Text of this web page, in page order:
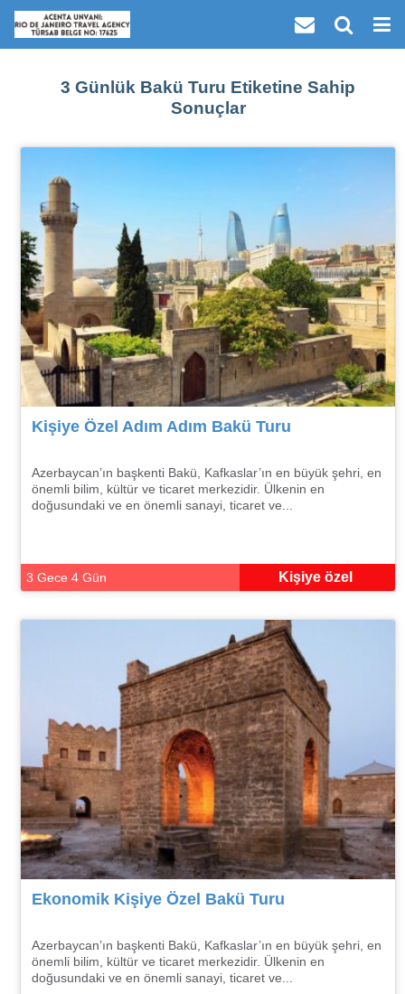
3 Günlük Bakü Turu Etiketine Sahip
Sonuçlar
Kişiye Özel Adım Adım Bakü Turu
Azerbaycan’ın başkenti Bakü, Kafkaslar’ın en büyük şehri, en
önemli bilim, kültür ve ticaret merkezidir. Ülkenin en
doğusundaki ve en önemli sanayi, ticaret ve...
3 Gece 4 Gün Kişiye özel
Ekonomik Kişiye Özel Bakü Turu
Azerbaycan’ın başkenti Bakü, Kafkaslar’ın en büyük şehri, en
önemli bilim, kültür ve ticaret merkezidir. Ülkenin en
doğusundaki ve en önemli sanayi, ticaret ve...